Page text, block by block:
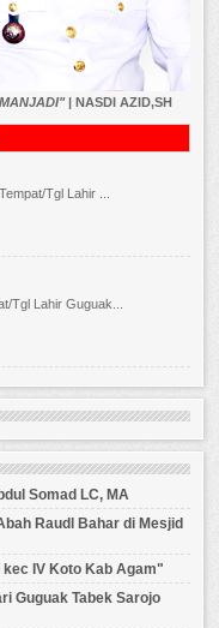
| NASDI AZID,SH
Tgl Lahir ...
Tgl Lahir Guguak...
Somad LC, MA
Raudl Bahar di Mesjid
kec IV Koto Kab Agam"
Guguak Tabek Sarojo